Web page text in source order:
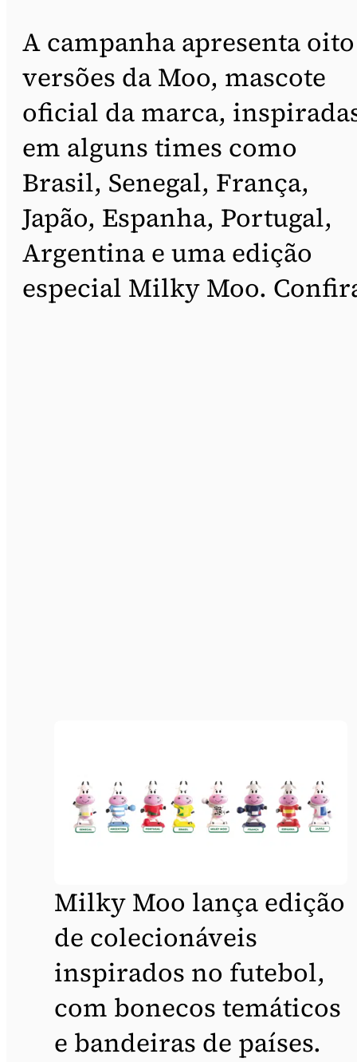
A campanha apresenta oito
versões da Moo, mascote
oficial da marca,
em alguns times como
Brasil, Senegal, França,
Japão, Espanha, Portugal,
Argentina e uma edição
especial Milky Moo.
Milky Moo lança edição
de colecionáveis
inspirados no futebol,
com bonecos temáticos
e bandeiras de países.